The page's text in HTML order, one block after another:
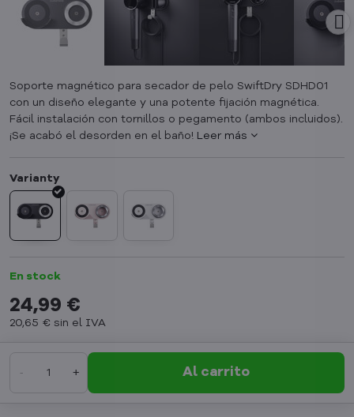
Soporte magnético para secador de pelo SwiftDry SDHD01
con un diseño elegante y una potente fijación magnética.
Fácil instalación con tornillos o pegamento (ambos incluidos).
¡Se acabó el desorden en el baño! Leer más
En stock
24,99 €
20,65 € sin el IVA
Al carrito